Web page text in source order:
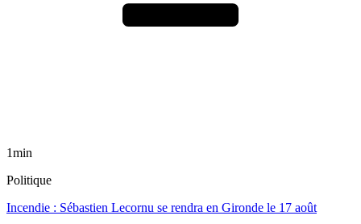
1min
Politique
Incendie : Sébastien Lecornu se rendra en Gironde le 17 août